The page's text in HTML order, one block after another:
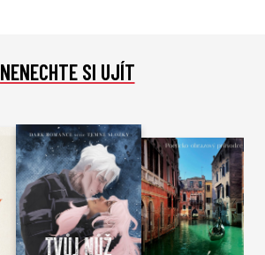
NENECHTE SI UJÍT